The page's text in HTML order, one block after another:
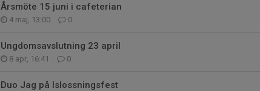
Årsmöte 15 juni i cafeterian
4 maj, 13:00 0
Ungdomsavslutning 23 april
8 apr, 16:41 0
Duo Jag på Islossningsfest